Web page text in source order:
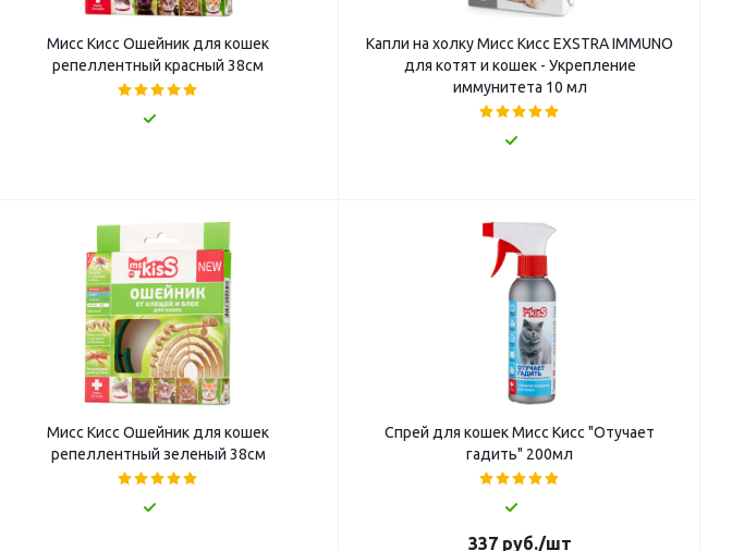
Мисс Кисс Ошейник для кошек
репеллентный красный 38см
Капли на холку Мисс Кисс EXSTRA IMMUNO
для котят и кошек - Укрепление
иммунитета 10 мл
Мисс Кисс Ошейник для кошек
репеллентный зеленый 38см
Спрей для кошек Мисс Кисс "Отучает
гадить" 200мл
337руб./шт